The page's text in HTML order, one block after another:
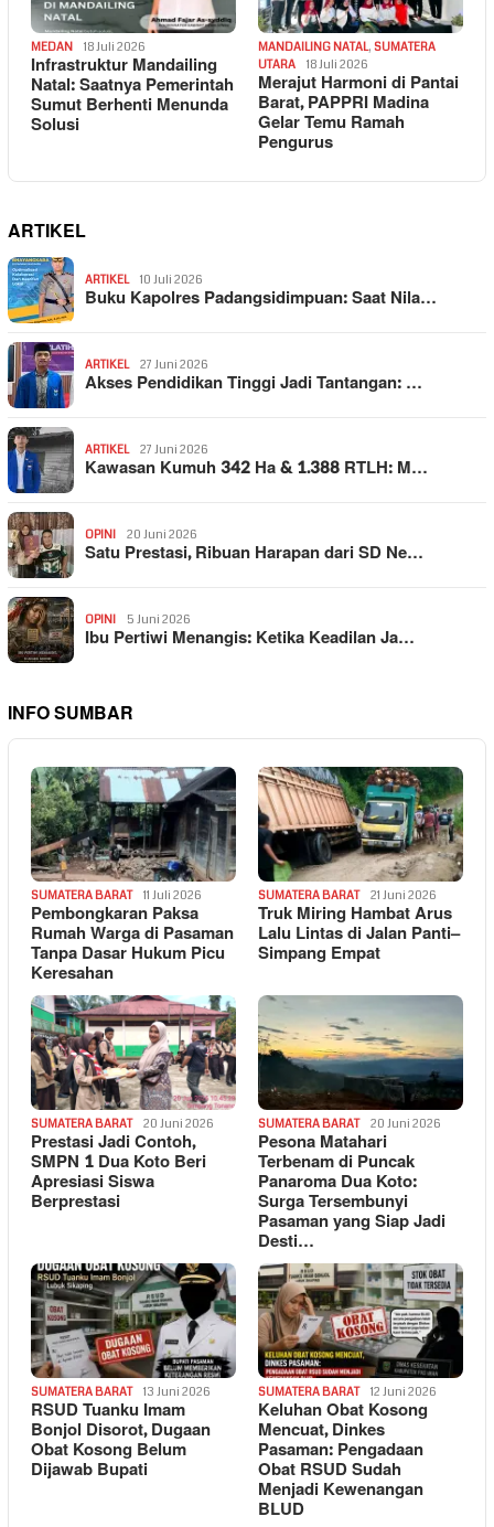
MEDAN 18 Juli 2026
Infrastruktur Mandailing
Natal: Saatnya Pemerintah
Sumut Berhenti Menunda
Solusi
MANDAILING NATAL, SUMATERA
UTARA
18 Juli 2026
Merajut Harmoni di Pantai
Barat, PAPPRI Madina
Gelar Temu Ramah
Pengurus
ARTIKEL
ARTIKEL 10 Juli 2026
Buku Kapolres Padangsidimpuan: Saat Nila…
ARTIKEL 27 Juni 2026
Akses Pendidikan Tinggi Jadi Tantangan: …
ARTIKEL 27 Juni 2026
Kawasan Kumuh 342 Ha & 1.388 RTLH: M…
OPINI 20 Juni 2026
Satu Prestasi, Ribuan Harapan dari SD Ne…
OPINI 5 Juni 2026
Ibu Pertiwi Menangis: Ketika Keadilan Ja…
INFO SUMBAR
SUMATERA BARAT 11 Juli 2026
Pembongkaran Paksa
Rumah Warga di Pasaman
Tanpa Dasar Hukum Picu
Keresahan
SUMATERA BARAT 21 Juni 2026
Truk Miring Hambat Arus
Lalu Lintas di Jalan Panti–
Simpang Empat
SUMATERA BARAT 20 Juni 2026
Prestasi Jadi Contoh,
SMPN 1 Dua Koto Beri
Apresiasi Siswa
Berprestasi
SUMATERA BARAT 20 Juni 2026
Pesona Matahari
Terbenam di Puncak
Panaroma Dua Koto:
Surga Tersembunyi
Pasaman yang Siap Jadi
Desti…
SUMATERA BARAT 13 Juni 2026
RSUD Tuanku Imam
Bonjol Disorot, Dugaan
Obat Kosong Belum
Dijawab Bupati
SUMATERA BARAT 12 Juni 2026
Keluhan Obat Kosong
Mencuat, Dinkes
Pasaman: Pengadaan
Obat RSUD Sudah
Menjadi Kewenangan
BLUD